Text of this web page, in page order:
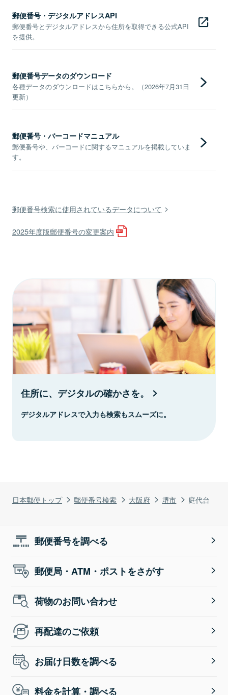
日本郵便トップ 郵便番号検索 大阪府 堺市 庭代台
郵便番号・デジタルアドレスAPI
郵便番号とデジタルアドレスから住所を取得できる公式API
を提供。
郵便番号データのダウンロード
各種データのダウンロードはこちらから。（2026年7月31日
更新）
郵便番号・バーコードマニュアル
郵便番号や、バーコードに関するマニュアルを掲載していま
す。
郵便番号検索に使用されているデータについて
2025年度版郵便番号の変更案内
住所に、デジタルの確かさを。
デジタルアドレスで入力も検索もスムーズに。
郵便番号を調べる
郵便局・ATM・ポストをさがす
荷物のお問い合わせ
再配達のご依頼
お届け日数を調べる
料金を計算・調べる